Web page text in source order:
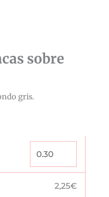
sobre
gris.
2,25€